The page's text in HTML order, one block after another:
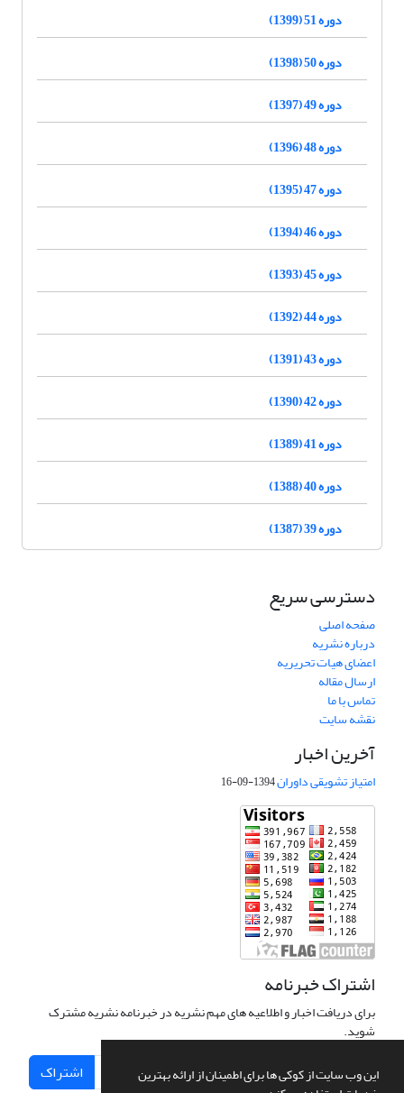
این وب سایت از کوکی ها برای اطمینان از ارائه بهترین
دوره 51 (1399)
دوره 50 (1398)
دوره 49 (1397)
دوره 48 (1396)
دوره 47 (1395)
دوره 46 (1394)
دوره 45 (1393)
دوره 44 (1392)
دوره 43 (1391)
دوره 42 (1390)
دوره 41 (1389)
دوره 40 (1388)
دوره 39 (1387)
دسترسی سریع
صفحه اصلی
درباره نشریه
اعضای هیات تحریریه
ارسال مقاله
تماس با ما
نقشه سایت
آخرین اخبار
امتیاز تشویقی داوران1394-09-16
اشتراک خبرنامه
برای دریافت اخبار و اطلاعیه های مهم نشریه در خبرنامه نشریه مشترک
شوید.
اشتراک